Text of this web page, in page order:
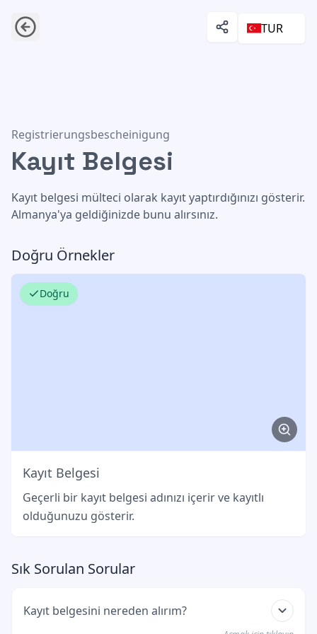
TUR
Kayıt Belgesi
Registrierungsbescheinigung
Kayıt Belgesi
Kayıt belgesi mülteci olarak kayıt yaptırdığınızı gösterir.
Almanya'ya geldiğinizde bunu alırsınız.
Doğru Örnekler
Doğru
Kayıt Belgesi
Geçerli bir kayıt belgesi adınızı içerir ve kayıtlı
olduğunuzu gösterir.
Sık Sorulan Sorular
Kayıt belgesini nereden alırım?